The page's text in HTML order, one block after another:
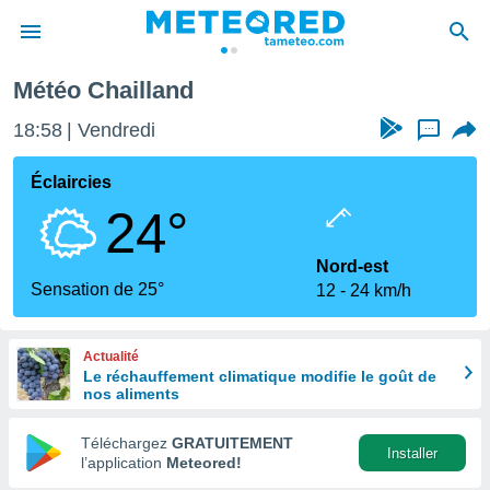
de
en
Météo Chailland
18:58 Vendredi ...
Éclaircies
24°
Sensation de 25°
Nord-est
12
24 km/h
Actualité
Le réchauffement climatique modifie le goût de
nos aliments
Téléchargez GRATUITEMENT
l’application Meteored!
Installer